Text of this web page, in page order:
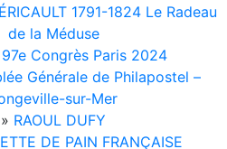
1791-1824 Le Radeau
de la Méduse
97e Congrès Paris 2024
Générale de Philapostel –
sur-Mer
» RAOUL DUFY
DE PAIN FRANÇAISE